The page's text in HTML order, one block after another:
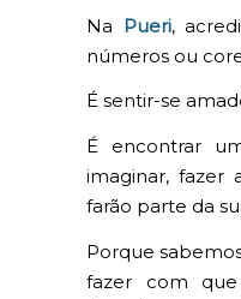
Na Pueri,
números ou
É sentir-se
É encontrar
imaginar, fazer
farão parte da
Porque
fazer com